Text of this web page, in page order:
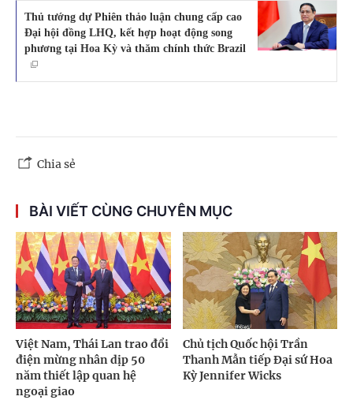
Thủ tướng dự Phiên thảo luận chung cấp cao
Đại hội đồng LHQ, kết hợp hoạt động song
phương tại Hoa Kỳ và thăm chính thức Brazil
Chia sẻ
BÀI VIẾT CÙNG CHUYÊN MỤC
Việt Nam, Thái Lan trao đổi
điện mừng nhân dịp 50
năm thiết lập quan hệ
ngoại giao
Chủ tịch Quốc hội Trần
Thanh Mẫn tiếp Đại sứ Hoa
Kỳ Jennifer Wicks